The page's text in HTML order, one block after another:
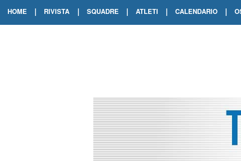
HOME | RIVISTA | SQUADRE | ATLETI | CALENDARIO |